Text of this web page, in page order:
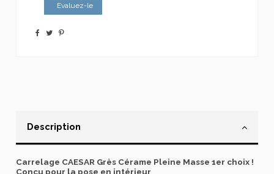
Evaluez-le
Description
Carrelage CAESAR Grès Cérame Pleine Masse 1er choix !
Conçu pour la pose en intérieur